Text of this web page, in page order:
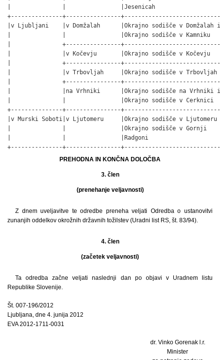
|               |                |Jesenicah
+---------------+----------------
|v Ljubljani    |v Domžalah      |Okrajno sodišče v Domžalah
|               |                |Okrajno sodišče v Kamniku
|               +----------------
|               |v Kočevju       |Okrajno sodišče v Kočevju
|               +----------------
|               |v Trbovljah     |Okrajno sodišče v
|               +----------------
|               |na Vrhniki      |Okrajno sodišče na Vrhniki
|               |                |Okrajno sodišče v Cerknici
+---------------+----------------
|v Murski Soboti|v Ljutomeru     |Okrajno sodišče v
|               |                |Okrajno sodišče v Gornji
|               |                |Radgoni
+---------------+----------------
PREHODNA IN KONČNA DOLOČBA
3. člen
(prenehanje veljavnosti)
Z dnem uveljavitve te odredbe preneha veljati Odredba o ustanovitvi
zunanjih oddelkov okrožnih državnih tožilstev (Uradni list RS, št. 83/94).
4. člen
(začetek veljavnosti)
Ta odredba začne veljati naslednji dan po objavi v Uradnem listu
Republike Slovenije.
Št. 007-196/2012
Ljubljana, dne 4. junija 2012
EVA 2012-1711-0031
dr. Vinko Gorenak l.r.
Minister